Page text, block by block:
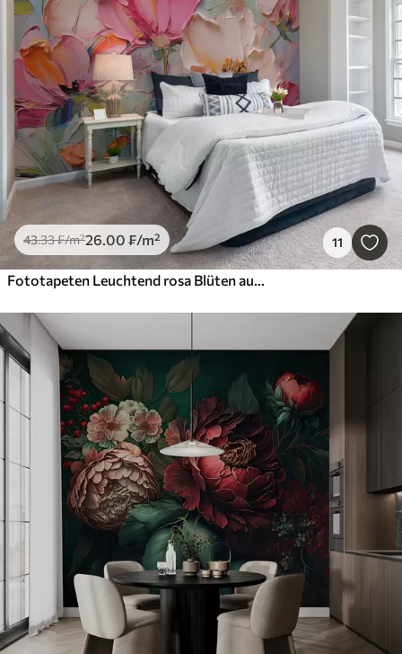
43.33₣/m²26.00 ₣/m² 11
Fototapeten Leuchtend rosa Blüten auf hellblau-grauem Hintergrund